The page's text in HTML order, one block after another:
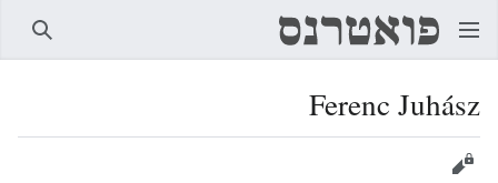
Ferenc Juhász
הצגת מקור